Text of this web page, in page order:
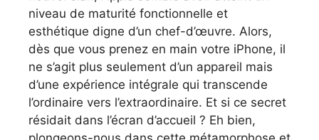
niveau de maturité fonctionnelle et
esthétique digne d’un chef-d’œuvre. Alors,
dès que vous prenez en main votre iPhone, il
ne s’agit plus seulement d’un appareil mais
d’une expérience intégrale qui transcende
l’ordinaire vers l’extraordinaire. Et si ce secret
résidait dans l’écran d’accueil ? Eh bien,